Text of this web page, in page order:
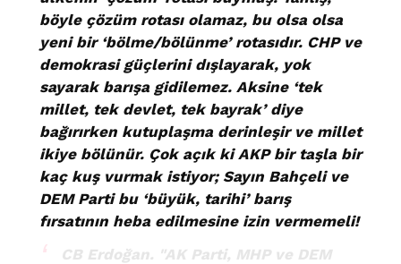
böyle çözüm rotası olamaz, bu olsa olsa
yeni bir ‘bölme/bölünme’ rotasıdır. CHP ve
demokrasi güçlerini dışlayarak, yok
sayarak barışa gidilemez. Aksine ‘tek
millet, tek devlet, tek bayrak’ diye
bağırırken kutuplaşma derinleşir ve millet
ikiye bölünür. Çok açık ki AKP bir taşla bir
kaç kuş vurmak istiyor; Sayın Bahçeli ve
DEM Parti bu ‘büyük, tarihi’ barış
fırsatının heba edilmesine izin vermemeli!
CB Erdoğan. "AK Parti, MHP ve DEM